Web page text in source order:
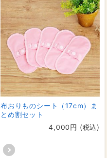
布おりものシート（17cm）ま
とめ割セット
4,000円 (税込)